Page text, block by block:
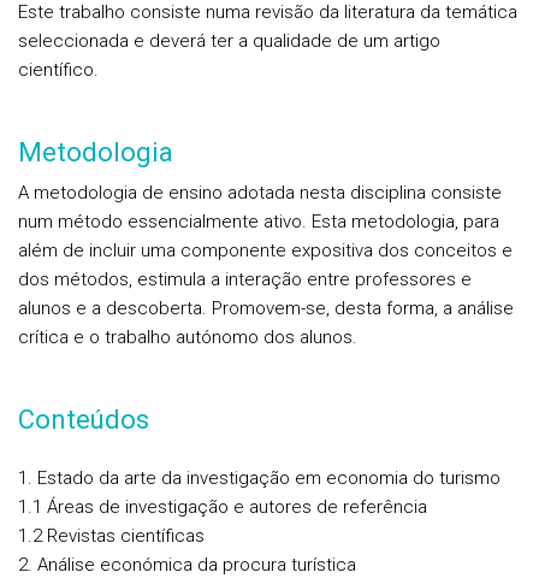
Este trabalho consiste numa revisão da literatura da temática
seleccionada e deverá ter a qualidade de um artigo
científico.
Metodologia
A metodologia de ensino adotada nesta disciplina consiste
num método essencialmente ativo. Esta metodologia, para
além de incluir uma componente expositiva dos conceitos e
dos métodos, estimula a interação entre professores e
alunos e a descoberta. Promovem-se, desta forma, a análise
crítica e o trabalho autónomo dos alunos.
Conteúdos
1. Estado da arte da investigação em economia do turismo
1.1 Áreas de investigação e autores de referência
1.2 Revistas científicas
2. Análise económica da procura turística